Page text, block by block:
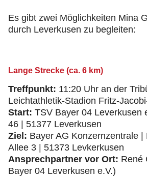
Es gibt zwei Möglichkeiten Mina
durch Leverkusen zu begleiten:
Lange Strecke (ca. 6 km)
Treffpunkt: 11:20 Uhr an der
Leichtathletik-Stadion Fritz-
Start: TSV Bayer 04 Leverkusen
46 | 51377 Leverkusen
Ziel: Bayer AG Konzernzentrale |
Allee 3 | 51373 Levkerkusen
Ansprechpartner vor Ort: René
Bayer 04 Leverkusen e.V.)